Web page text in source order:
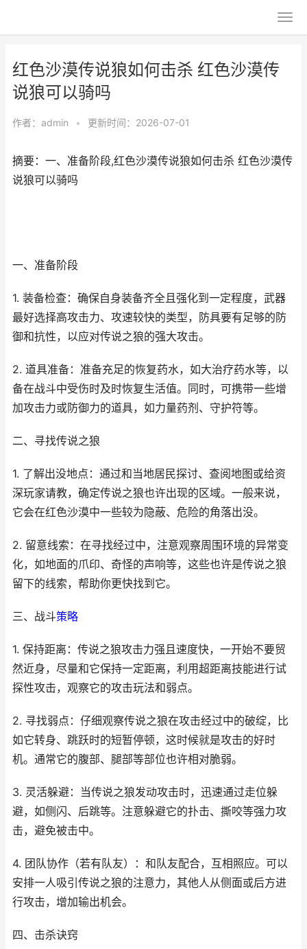
红色沙漠传说狼如何击杀 红色沙漠传
说狼可以骑吗
作者： admin • 更新时间：2026-07-01
摘要：一、准备阶段,红色沙漠传说狼如何击杀 红色沙漠传
说狼可以骑吗
一、准备阶段
1. 装备检查：确保自身装备齐全且强化到一定程度，武器
最好选择高攻击力、攻速较快的类型，防具要有足够的防
御和抗性，以应对传说之狼的强大攻击。
2. 道具准备：准备充足的恢复药水，如大治疗药水等，以
备在战斗中受伤时及时恢复生活值。同时，可携带一些增
加攻击力或防御力的道具，如力量药剂、守护符等。
二、寻找传说之狼
1. 了解出没地点：通过和当地居民探讨、查阅地图或给资
深玩家请教，确定传说之狼也许出现的区域。一般来说，
它会在红色沙漠中一些较为隐蔽、危险的角落出没。
2. 留意线索：在寻找经过中，注意观察周围环境的异常变
化，如地面的爪印、奇怪的声响等，这些也许是传说之狼
留下的线索，帮助你更快找到它。
三、战斗策略
1. 保持距离：传说之狼攻击力强且速度快，一开始不要贸
然近身，尽量和它保持一定距离，利用超距离技能进行试
探性攻击，观察它的攻击玩法和弱点。
2. 寻找弱点：仔细观察传说之狼在攻击经过中的破绽，比
如它转身、跳跃时的短暂停顿，这时候就是攻击的好时
机。通常它的腹部、腿部等部位也许相对脆弱。
3. 灵活躲避：当传说之狼发动攻击时，迅速通过走位躲
避，如侧闪、后跳等。注意躲避它的扑击、撕咬等强力攻
击，避免被击中。
4. 团队协作（若有队友）：和队友配合，互相照应。可以
安排一人吸引传说之狼的注意力，其他人从侧面或后方进
行攻击，增加输出机会。
四、击杀诀窍